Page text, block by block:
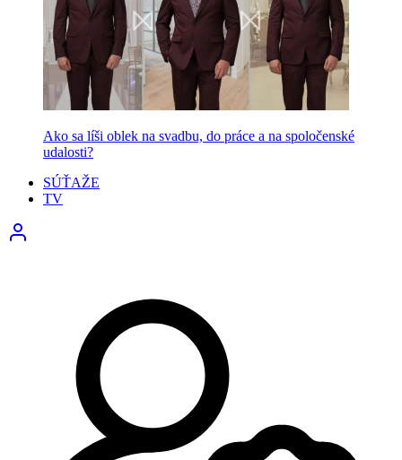
Ako sa líši oblek na svadbu, do práce a na spoločenské
udalosti?
SÚŤAŽE
TV